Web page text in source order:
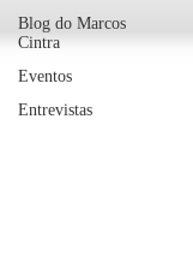
Blog do Marcos
Cintra
Eventos
Entrevistas